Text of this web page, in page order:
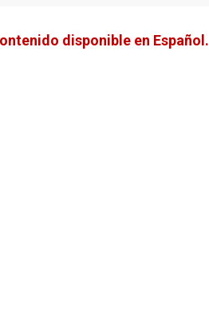
disponible en Español.